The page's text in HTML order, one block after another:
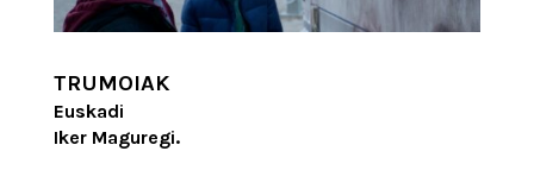
TRUMOIAK
Euskadi
Iker Maguregi.